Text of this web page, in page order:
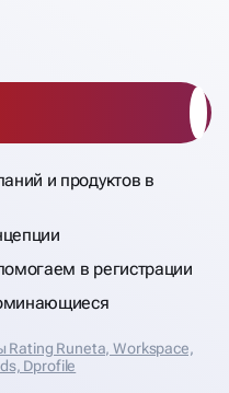
и продуктов в
в регистрации
Runeta, Workspace,
Dprofile